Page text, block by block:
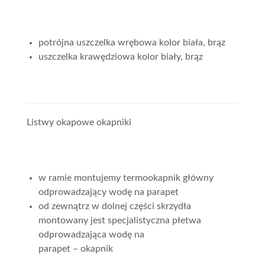
potrójna uszczelka wrębowa kolor biała, brąz
uszczelka krawędziowa kolor biały, brąz
Listwy okapowe okapniki
w ramie montujemy termookapnik główny
odprowadzający wodę na parapet
od zewnątrz w dolnej części skrzydła
montowany jest specjalistyczna płetwa
odprowadzająca wodę na
parapet – okapnik